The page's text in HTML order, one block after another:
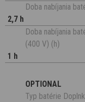
Doba nabíjania
2,7 h
Doba nabíjania
(400 V) (h)
1 h
OPTIONAL
Typ batérie